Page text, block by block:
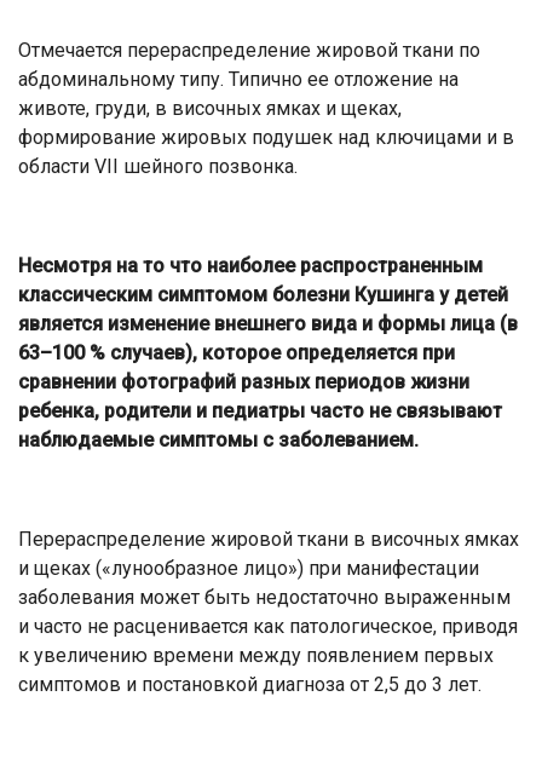
Отмечается перераспределение жировой ткани по
абдоминальному типу. Типично ее отложение на
животе, груди, в височных ямках и щеках,
формирование жировых подушек над ключицами и в
области VII шейного позвонка.
Несмотря на то что наиболее распространенным
классическим симптомом болезни Кушинга у детей
является изменение внешнего вида и формы лица (в
63–100 % случаев), которое определяется при
сравнении фотографий разных периодов жизни
ребенка, родители и педиатры часто не связывают
наблюдаемые симптомы с заболеванием.
Перераспределение жировой ткани в височных ямках
и щеках («лунообразное лицо») при манифестации
заболевания может быть недостаточно выраженным
и часто не расценивается как патологическое, приводя
к увеличению времени между появлением первых
симптомов и постановкой диагноза от 2,5 до 3 лет.